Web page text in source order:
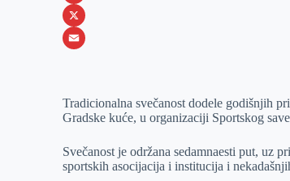
b
o
s
e
e
n
k
I
i
b
W
h
s
p
p
X
a
l
Tradicionalna svečanost dodele godišnjih
Gradske kuće, u organizaciji Sportskog
Svečanost je održana sedamnaesti put, uz
sportskih asocijacija i institucija i